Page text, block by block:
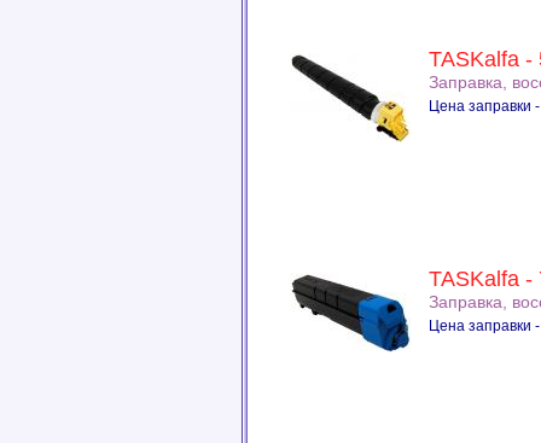
TASKalfa -
Заправка,
Цена заправки
TASKalfa -
Заправка,
Цена заправки